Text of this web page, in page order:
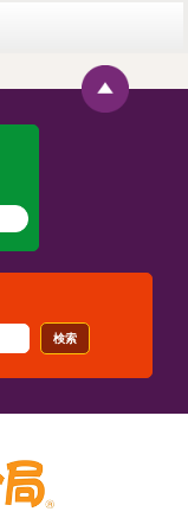
検索